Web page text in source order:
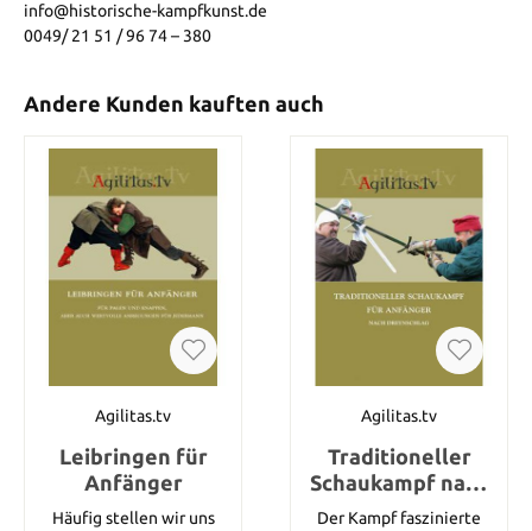
info@historische-kampfkunst.de
0049/ 21 51 / 96 74 – 380
Andere Kunden kauften auch
Agilitas.tv
Leibringen für
Anfänger
Häufig stellen wir uns
Agilitas.tv
Traditioneller
Schaukampf nach
Dreynschlag
Der Kampf faszinierte